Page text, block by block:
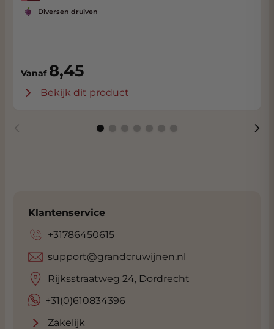
klanten van Grandcruwijnen
Diversen druiven
Vanaf 8,45
Bekijk dit product
Klantenservice
+31786450615
+31(0)610834396
support@grandcruwijnen.nl
Rijksstraatweg 24, Dordrecht
Zakelijk